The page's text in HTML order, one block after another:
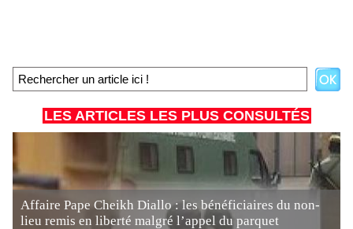
LES ARTICLES LES PLUS CONSULTÉS
Affaire Pape Cheikh Diallo : les bénéficiaires du non-
lieu remis en liberté malgré l’appel du parquet